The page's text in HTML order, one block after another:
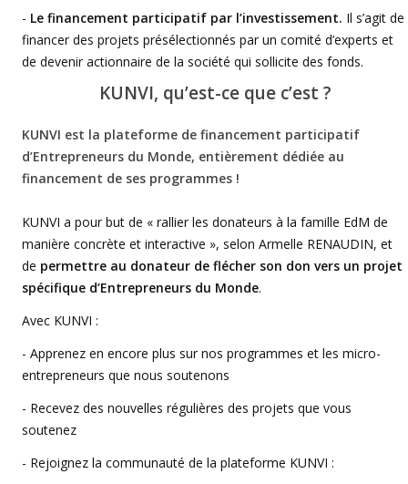
- Le financement participatif par l’investissement. Il s’agit de
financer des projets présélectionnés par un comité d’experts et
de devenir actionnaire de la société qui sollicite des fonds.
KUNVI, qu’est-ce que c’est ?
KUNVI est la plateforme de financement participatif
d’Entrepreneurs du Monde, entièrement dédiée au
financement de ses programmes !
KUNVI a pour but de « rallier les donateurs à la famille EdM de
manière concrète et interactive », selon Armelle RENAUDIN, et
de permettre au donateur de flécher son don vers un projet
spécifique d’Entrepreneurs du Monde.
Avec KUNVI :
- Apprenez en encore plus sur nos programmes et les micro-
entrepreneurs que nous soutenons
- Recevez des nouvelles régulières des projets que vous
soutenez
- Rejoignez la communauté de la plateforme KUNVI :